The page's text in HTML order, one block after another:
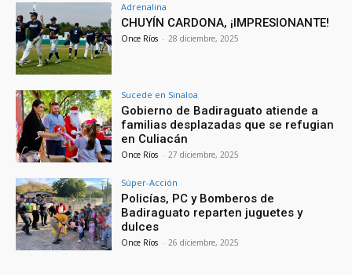
Adrenalina
CHUYÍN CARDONA, ¡IMPRESIONANTE!
Once Ríos - 28 diciembre, 2025
Sucede en Sinaloa
Gobierno de Badiraguato atiende a
familias desplazadas que se refugian
en Culiacán
Once Ríos - 27 diciembre, 2025
Súper-Acción
Policías, PC y Bomberos de
Badiraguato reparten juguetes y
dulces
Once Ríos - 26 diciembre, 2025